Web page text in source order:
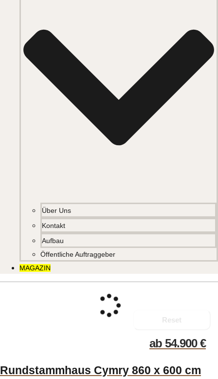
Über Uns
Kontakt
Aufbau
Öffentliche Auftraggeber
MAGAZIN
Reset
ab 54.900€
Rundstammhaus Cymry 860 x 600 cm